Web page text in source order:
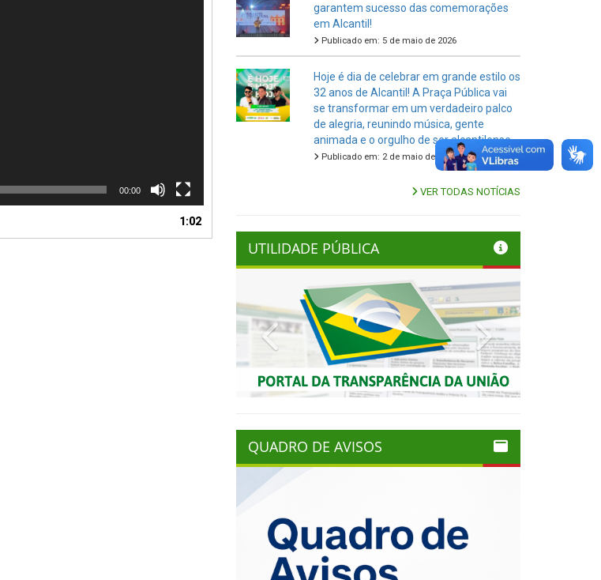
00:00
1:02
garantem sucesso das comemorações
em Alcantil!
Publicado em: 5 de maio de 2026
Hoje é dia de celebrar em grande estilo os
32 anos de Alcantil! A Praça Pública vai
se transformar em um verdadeiro palco
de alegria, reunindo música, gente
animada e o orgulho de ser alcantilense.
Publicado em: 2 de maio de 2026
VER TODAS NOTÍCIAS
UTILIDADE PÚBLICA
Previous Next
QUADRO DE AVISOS